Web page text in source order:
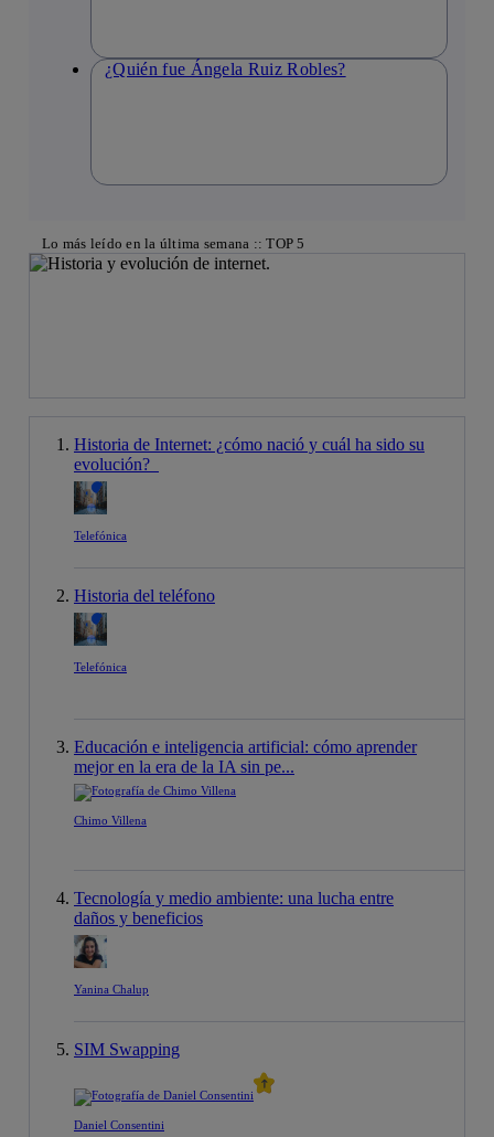
¿Quién fue Ángela Ruiz Robles?
Lo más leído en la última semana :: TOP 5
Historia de Internet: ¿cómo nació y cuál ha sido su
evolución?
Telefónica
Historia del teléfono
Telefónica
Educación e inteligencia artificial: cómo aprender
mejor en la era de la IA sin pe...
Chimo Villena
Tecnología y medio ambiente: una lucha entre
daños y beneficios
Yanina Chalup
SIM Swapping
Daniel Consentini